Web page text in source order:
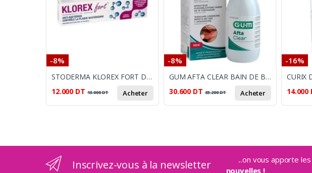
-8%
STODERMA KLOREX FORT DENTIFRICE 75G
12.000 DT 13.000DT Acheter
-8%
GUM AFTA CLEAR BAIN DE BOUCHE 120 ML
30.600 DT 33.200DT Acheter
-16%
14.000
Inscrivez-vous à la newsletter ...on vous apporte les
nouvelles !